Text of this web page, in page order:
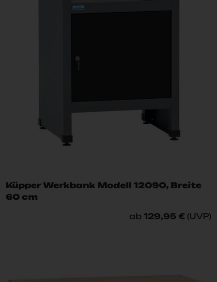
Küpper Werkbank Modell 12090, Breite
60 cm
ab 129,95 € (UVP)